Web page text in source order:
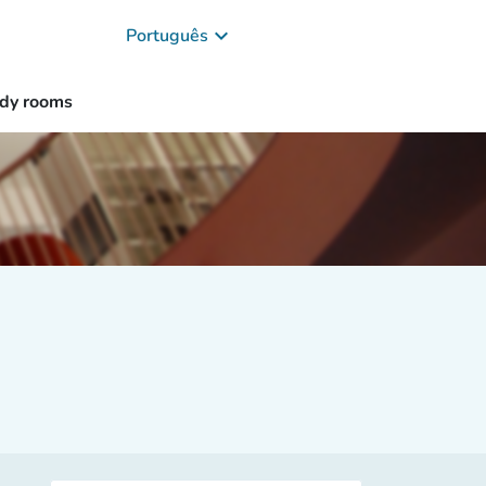
Português keyboard_arrow_down
rooms